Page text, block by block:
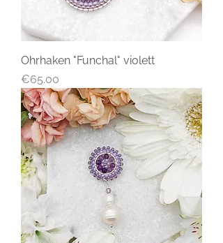
Ohrhaken "Funchal" violett
Price
€65.00